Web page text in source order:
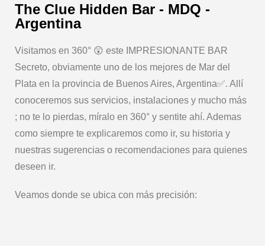
The Clue Hidden Bar - MDQ -
Argentina
Visitamos en 360° 😲 este IMPRESIONANTE BAR
Secreto, obviamente uno de los mejores de Mar del
Plata en la provincia de Buenos Aires, Argentina✅. Allí
conoceremos sus servicios, instalaciones y mucho más
; no te lo pierdas, míralo en 360° y sentite ahí. Ademas
como siempre te explicaremos como ir, su historia y
nuestras sugerencias o recomendaciones para quienes
deseen ir.
Veamos donde se ubica con más precisión: